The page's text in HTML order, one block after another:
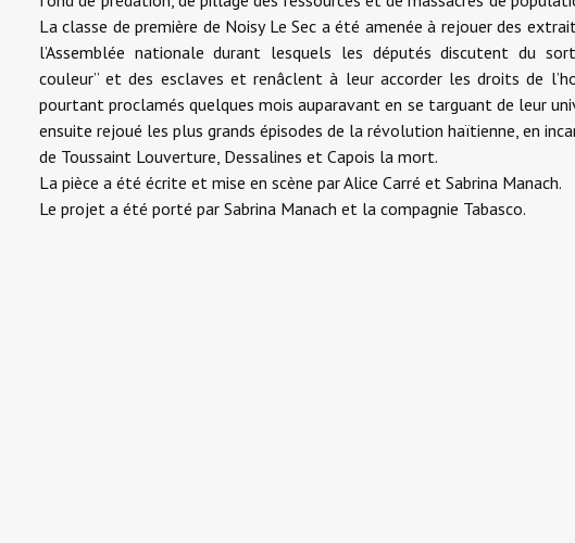
La classe de première de Noisy Le Sec a été amenée à rejouer des
l’Assemblée nationale durant lesquels les députés discutent du
couleur” et des esclaves et renâclent à leur accorder les droits de
pourtant proclamés quelques mois auparavant en se targuant de leur
ensuite rejoué les plus grands épisodes de la révolution haïtienne, en
de Toussaint Louverture, Dessalines et Capois la mort.
La pièce a été écrite et mise en scène par Alice Carré et Sabrina Manach.
Le projet a été porté par Sabrina Manach et la compagnie Tabasco.